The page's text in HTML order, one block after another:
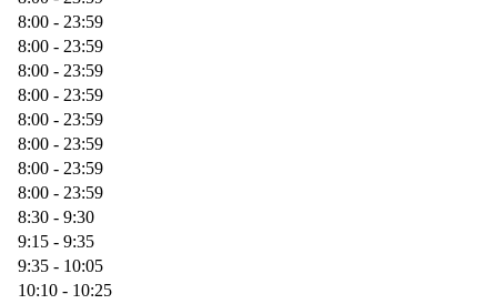
8:00 - 23:59
8:00 - 23:59
8:00 - 23:59
8:00 - 23:59
8:00 - 23:59
8:00 - 23:59
8:00 - 23:59
8:00 - 23:59
8:30 - 9:30
9:15 - 9:35
9:35 - 10:05
10:10 - 10:25